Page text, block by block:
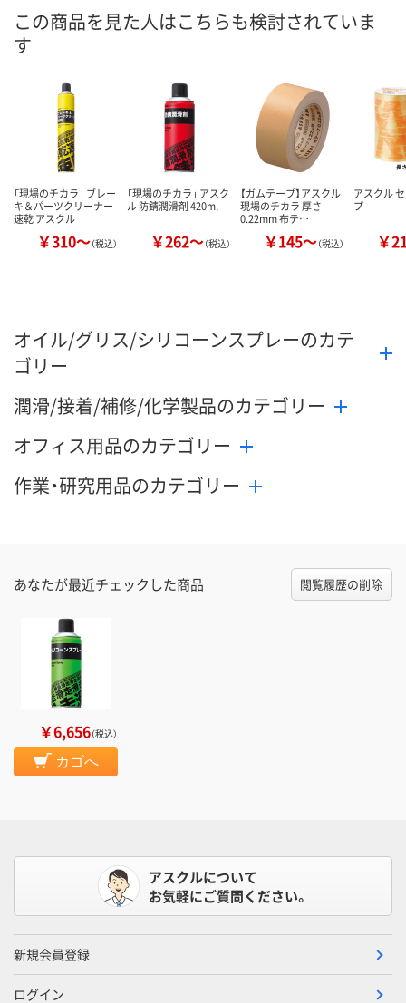
メーカー都合により
数量
この商品を見た人はこちらも検討されていま
す
「現場のチカラ」 ブレー
キ＆パーツクリーナー
速乾 アスクル
￥310～（税込）
「現場のチカラ」 アスク
ル 防錆潤滑剤 420ml
￥262～（税込）
【ガムテープ】アスクル
現場のチカラ 厚さ
0.22mm 布テ…
￥145～（税込）
アスクル
プ
￥
オイル/グリス/シリコーンスプレーのカテ
ゴリー
潤滑/接着/補修/化学製品のカテゴリー
オフィス用品のカテゴリー
作業・研究用品のカテゴリー
あなたが最近チェックした商品 閲覧履歴の削除
￥6,656（税込）
カゴへ
アスクルについて
お気軽にご質問ください。
新規会員登録
ログイン